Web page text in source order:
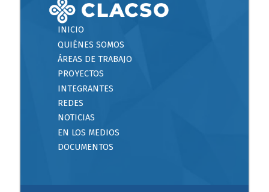
INICIO
QUIÉNES SOMOS
ÁREAS DE TRABAJO
PROYECTOS
INTEGRANTES
REDES
NOTICIAS
EN LOS MEDIOS
DOCUMENTOS